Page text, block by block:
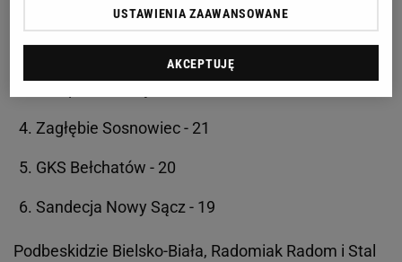
Wigry Suwałki - 27
Chojniczanka Chojnice - 26
Zagłębie Sosnowiec - 21
GKS Bełchatów - 20
Sandecja Nowy Sącz - 19
Podbeskidzie Bielsko-Biała, Radomiak Radom i Stal
USTAWIENIA ZAAWANSOWANE
AKCEPTUJĘ